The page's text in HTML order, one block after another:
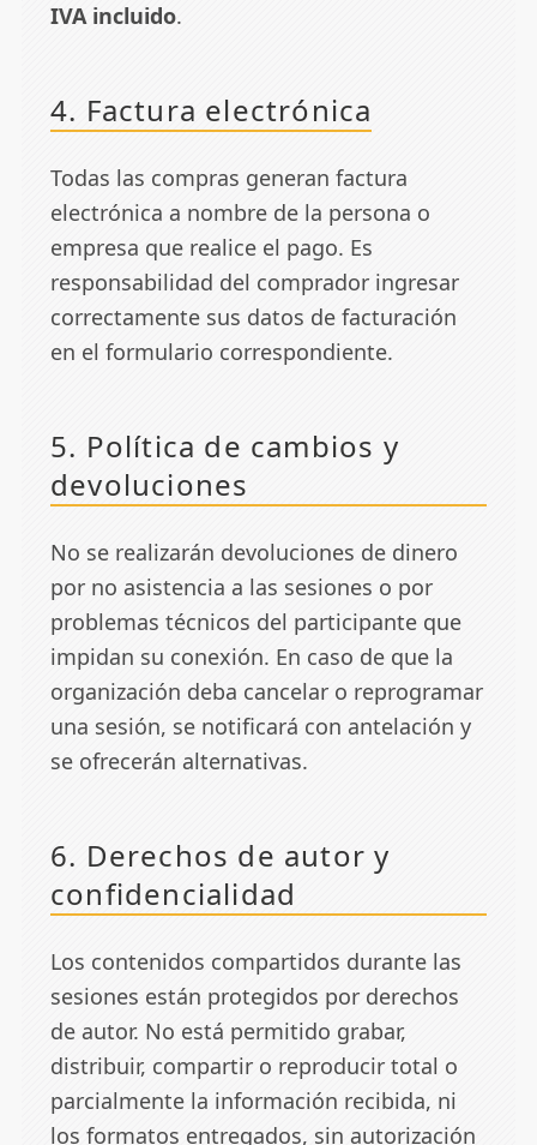
IVA incluido.
4. Factura electrónica
Todas las compras generan factura
electrónica a nombre de la persona o
empresa que realice el pago. Es
responsabilidad del comprador ingresar
correctamente sus datos de facturación
en el formulario correspondiente.
5. Política de cambios y
devoluciones
No se realizarán devoluciones de dinero
por no asistencia a las sesiones o por
problemas técnicos del participante que
impidan su conexión. En caso de que la
organización deba cancelar o reprogramar
una sesión, se notificará con antelación y
se ofrecerán alternativas.
6. Derechos de autor y
confidencialidad
Los contenidos compartidos durante las
sesiones están protegidos por derechos
de autor. No está permitido grabar,
distribuir, compartir o reproducir total o
parcialmente la información recibida, ni
los formatos entregados, sin autorización